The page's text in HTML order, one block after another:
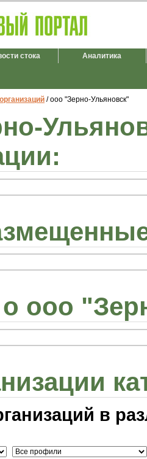
стока Аналитика
/ ооо "Зерно-Ульяновск"
ооо
в